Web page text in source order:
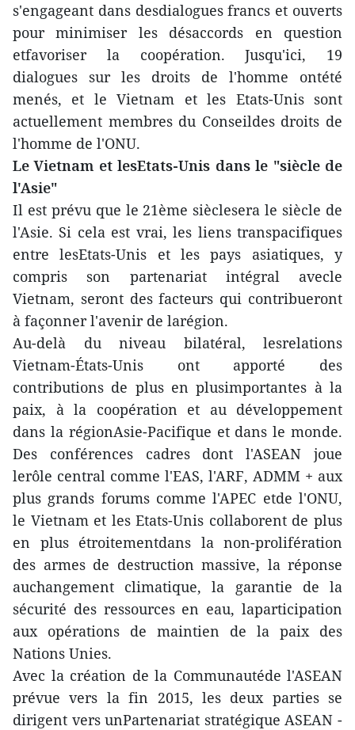
s'engageant dans desdialogues francs et ouverts
pour minimiser les désaccords en question
etfavoriser la coopération. Jusqu'ici, 19
dialogues sur les droits de l'homme ontété
menés, et le Vietnam et les Etats-Unis sont
actuellement membres du Conseildes droits de
l'homme de l'ONU.
Le Vietnam et lesEtats-Unis dans le "siècle de
l'Asie"
Il est prévu que le 21ème sièclesera le siècle de
l'Asie. Si cela est vrai, les liens transpacifiques
entre lesEtats-Unis et les pays asiatiques, y
compris son partenariat intégral avecle
Vietnam, seront des facteurs qui contribueront
à façonner l'avenir de larégion.
Au-delà du niveau bilatéral, lesrelations
Vietnam-États-Unis ont apporté des
contributions de plus en plusimportantes à la
paix, à la coopération et au développement
dans la régionAsie-Pacifique et dans le monde.
Des conférences cadres dont l'ASEAN joue
lerôle central comme l'EAS, l'ARF, ADMM + aux
plus grands forums comme l'APEC etde l'ONU,
le Vietnam et les Etats-Unis collaborent de plus
en plus étroitementdans la non-prolifération
des armes de destruction massive, la réponse
auchangement climatique, la garantie de la
sécurité des ressources en eau, laparticipation
aux opérations de maintien de la paix des
Nations Unies.
Avec la création de la Communautéde l'ASEAN
prévue vers la fin 2015, les deux parties se
dirigent vers unPartenariat stratégique ASEAN -